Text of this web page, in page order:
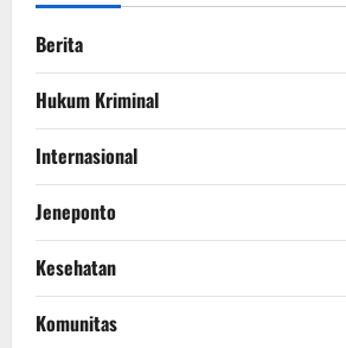
Berita
Hukum Kriminal
Internasional
Jeneponto
Kesehatan
Komunitas